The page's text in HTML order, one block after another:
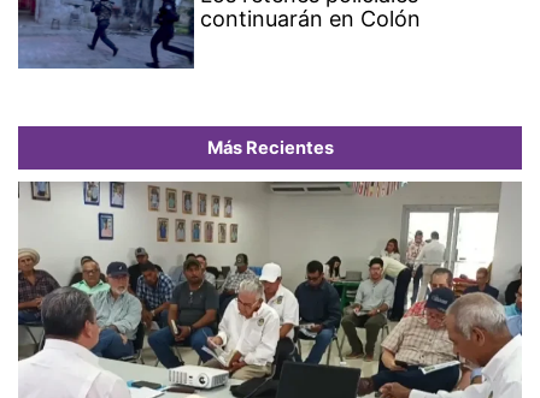
continuarán en Colón
Más Recientes